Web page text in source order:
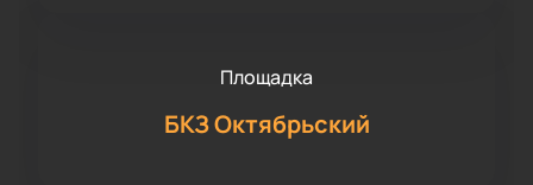
Площадка
БКЗ Октябрьский